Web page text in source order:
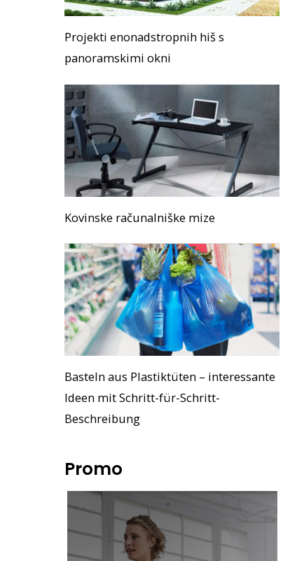
Projekti enonadstropnih hiš s
panoramskimi okni
Kovinske računalniške mize
Basteln aus Plastiktüten – interessante
Ideen mit Schritt-für-Schritt-
Beschreibung
Promo